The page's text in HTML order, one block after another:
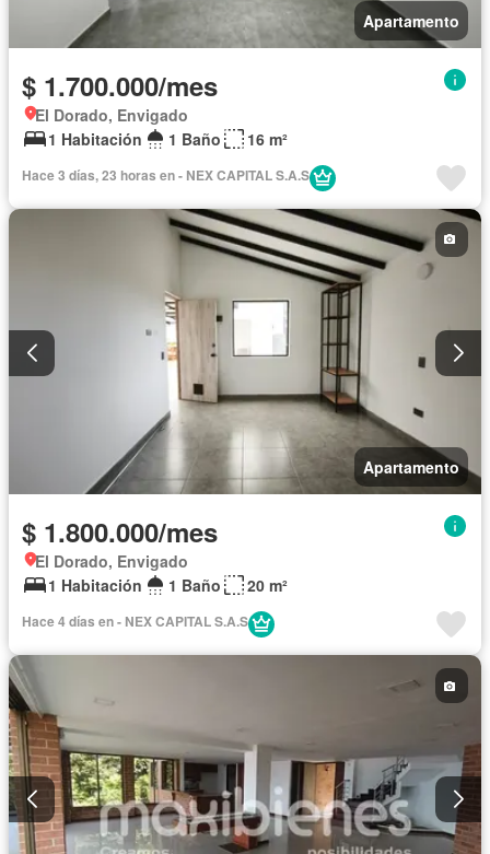
Apartamento
$ 1.700.000/mes
El Dorado, Envigado
1 Habitación
1 Baño 16 m²
Hace 3 días, 23 horas en - NEX CAPITAL S.A.S
Apartamento
$ 1.800.000/mes
El Dorado, Envigado
1 Habitación
1 Baño 20 m²
Hace 4 días en - NEX CAPITAL S.A.S